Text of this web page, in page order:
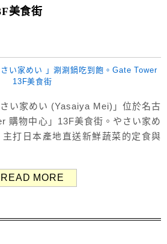
美食街
い家めい (Yasaiya Mei)」位於名古
購物中心」13F美食街。やさい家め
打日本產地直送新鮮蔬菜的定食與
やさい家めい」 不知道吃什麼時，
READ MORE